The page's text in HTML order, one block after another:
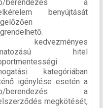
berendezés a
benyújtását
hitel
kategóriában
igénylése esetén a
berendezés a
megkötését,